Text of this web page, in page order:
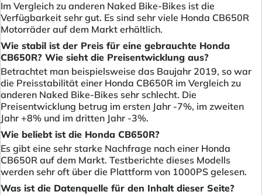
Im Vergleich zu anderen Naked Bike-Bikes ist die
Verfügbarkeit sehr gut. Es sind sehr viele Honda CB650R
Motorräder auf dem Markt erhältlich.
Wie stabil ist der Preis für eine gebrauchte Honda
CB650R? Wie sieht die Preisentwicklung aus?
Betrachtet man beispielsweise das Baujahr 2019, so war
die Preisstabilität einer Honda CB650R im Vergleich zu
anderen Naked Bike-Bikes sehr schlecht. Die
Preisentwicklung betrug im ersten Jahr -7%, im zweiten
Jahr +8% und im dritten Jahr -3%.
Wie beliebt ist die Honda CB650R?
Es gibt eine sehr starke Nachfrage nach einer Honda
CB650R auf dem Markt. Testberichte dieses Modells
werden sehr oft über die Plattform von 1000PS gelesen.
Was ist die Datenquelle für den Inhalt dieser Seite?